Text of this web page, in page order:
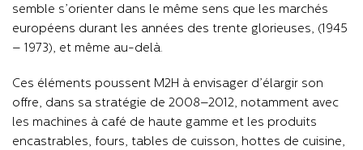
semble s’orienter dans le même sens que les marchés
européens durant les années des trente glorieuses, (1945
– 1973), et même au-delà.
Ces éléments poussent M2H à envisager d’élargir son
offre, dans sa stratégie de 2008–2012, notamment avec
les machines à café de haute gamme et les produits
encastrables, fours, tables de cuisson, hottes de cuisine,